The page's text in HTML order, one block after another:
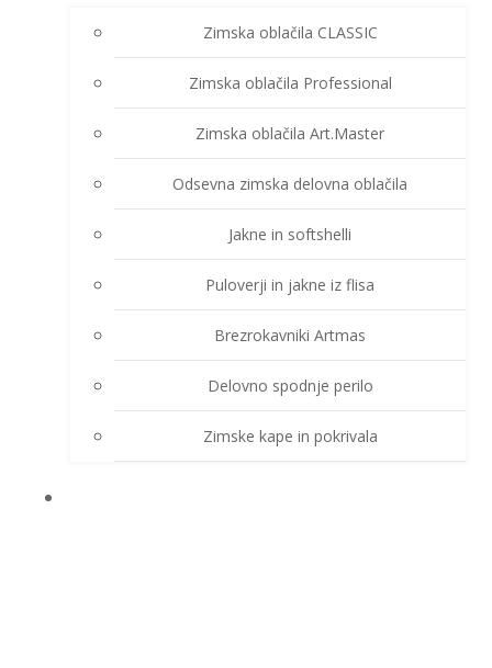
Zimska oblačila CLASSIC
Zimska oblačila Professional
Zimska oblačila Art.Master
Odsevna zimska delovna oblačila
Jakne in softshelli
Puloverji in jakne iz flisa
Brezrokavniki Artmas
Delovno spodnje perilo
Zimske kape in pokrivala